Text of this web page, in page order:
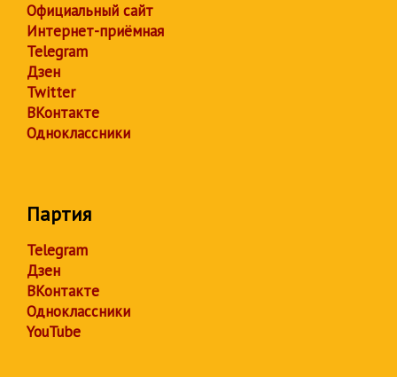
Официальный сайт
Интернет-приёмная
Telegram
Дзен
Twitter
ВКонтакте
Одноклассники
Партия
Telegram
Дзен
ВКонтакте
Одноклассники
YouTube